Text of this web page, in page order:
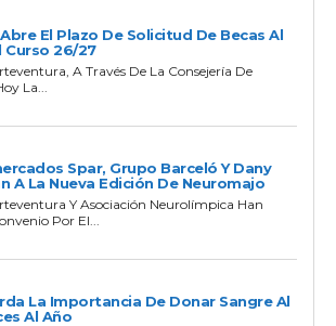
El Plazo De Solicitud De Becas Al
Curso 26/27
A Través De La Consejería De
La...
Spar, Grupo Barceló Y Dany
A La Nueva Edición De Neuromajo
Y Asociación Neurolímpica Han
Por El...
La Importancia De Donar Sangre Al
Al Año